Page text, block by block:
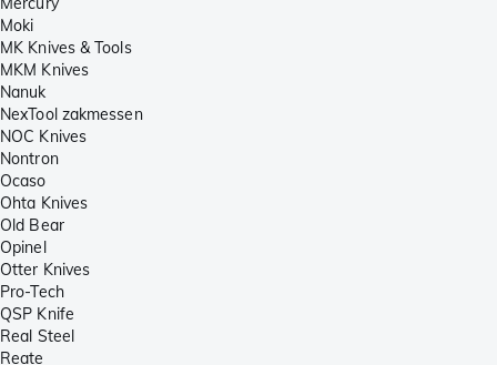
Moki
MK Knives & Tools
MKM Knives
Nanuk
NexTool zakmessen
NOC Knives
Nontron
Ocaso
Ohta Knives
Old Bear
Opinel
Otter Knives
Pro-Tech
QSP Knife
Real Steel
Reate